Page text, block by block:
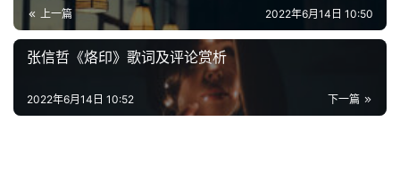
首
页
好
上一篇 2022年6月14日 10:50
张信哲《烙印》歌词及评论赏析
下一篇
2022年6月14日 10:52